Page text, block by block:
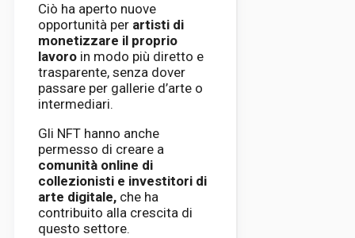
Ciò ha aperto nuove
opportunità per artisti di
monetizzare il proprio
lavoro in modo più diretto e
trasparente, senza dover
passare per gallerie d’arte o
intermediari.
Gli NFT hanno anche
permesso di creare a
comunità online di
collezionisti e investitori di
arte digitale, che ha
contribuito alla crescita di
questo settore.